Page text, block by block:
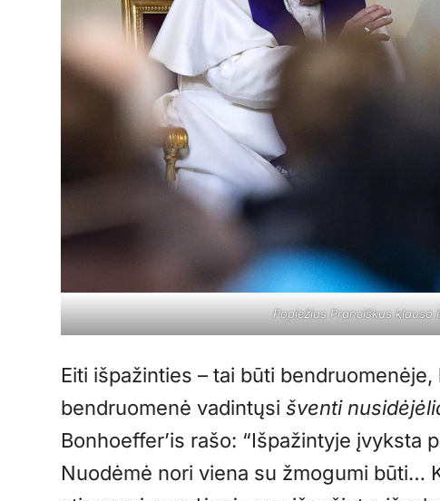
Popiežius Pranciškus klauso
Eiti išpažinties – tai būti
bendruomenė vadintųsišventi
Bonhoeffer’is rašo: “Išpažintyje įvyksta
Nuodėmė nori viena su žmogumi būti…